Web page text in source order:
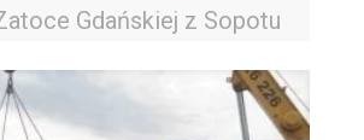
Gdańskiej z Sopotu